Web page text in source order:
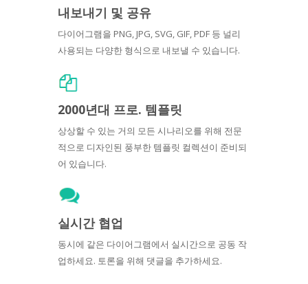
내보내기 및 공유
다이어그램을 PNG, JPG, SVG, GIF, PDF 등 널리
사용되는 다양한 형식으로 내보낼 수 있습니다.
2000년대 프로. 템플릿
상상할 수 있는 거의 모든 시나리오를 위해 전문
적으로 디자인된 풍부한 템플릿 컬렉션이 준비되
어 있습니다.
실시간 협업
동시에 같은 다이어그램에서 실시간으로 공동 작
업하세요. 토론을 위해 댓글을 추가하세요.